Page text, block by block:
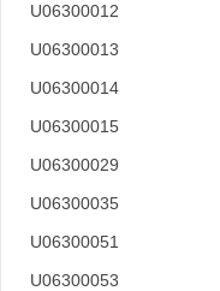
U06300012
U06300013
U06300014
U06300015
U06300029
U06300035
U06300051
U06300053